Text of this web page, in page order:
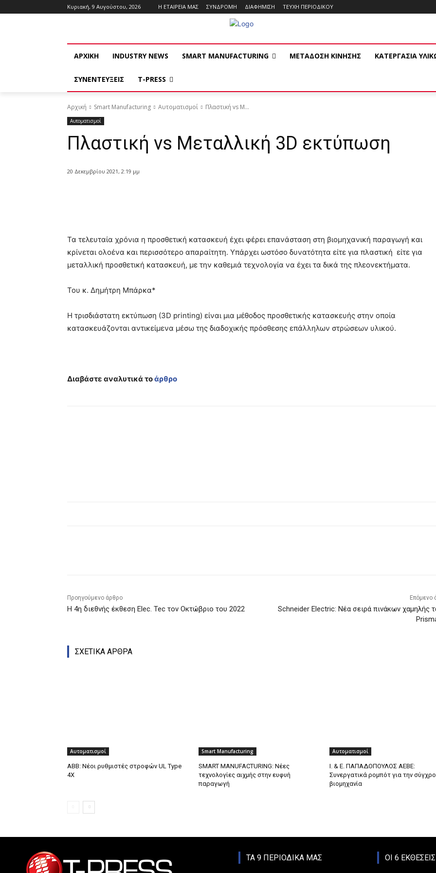
Κυριακή, 9 Αυγούστου, 2026 Η ΕΤΑΙΡΕΙΑ ΜΑΣ ΣΥΝΔΡΟΜΗ ΔΙΑΦΗΜΙΣΗ ΤΕΥΧΗ ΠΕΡΙΟΔΙΚΟΥ
ΑΡΧΙΚΗ INDUSTRY NEWS SMART MANUFACTURING ΜΕΤΑΔΟΣΗ ΚΙΝΗΣΗΣ ΚΑΤΕΡΓΑΣΙΑ
ΣΥΝΕΝΤΕΥΞΕΙΣ T-PRESS
Αρχική Smart Manufacturing Αυτοματισμοί Πλαστική vs Μ...
Αυτοματισμοί
Πλαστική vs Μεταλλική 3D εκτύπωση
20 Δεκεμβρίου 2021, 2:19 μμ
Τα τελευταία χρόνια η προσθετική κατασκευή έχει φέρει επανάσταση στη βιομηχανική παραγωγή και
κρίνεται ολοένα και περισσότερο απαραίτητη. Υπάρχει ωστόσο δυνατότητα είτε για πλαστική είτε για
μεταλλική προσθετική κατασκευή, με την καθεμιά τεχνολογία να έχει τα δικά της πλεονεκτήματα.
Του κ. Δημήτρη Μπάρκα*
Η τρισδιάστατη εκτύπωση (3D printing) είναι μια μέθοδος προσθετικής κατασκευής στην οποία
κατασκευάζονται αντικείμενα μέσω της διαδοχικής πρόσθεσης επάλληλων στρώσεων υλικού.
Διαβάστε αναλυτικά τοάρθρο
Προηγούμενο άρθρο
H 4η διεθνής έκθεση Elec. Tec τον Οκτώβριο του 2022
Επόμενο
Schneider Electric: Νέα σειρά πινάκων χαμηλής
ΣΧΕΤΙΚΑ ΑΡΘΡΑ
Αυτοματισμοί
ABB: Νέοι ρυθμιστές στροφών UL Type
4X
Smart Manufacturing
SMART MANUFACTURING: Νέες
τεχνολογίες αιχμής στην ευφυή
παραγωγή
Αυτοματισμοί
Ι. & Ε. ΠΑΠΑΔΟΠΟΥΛΟΣ ΑΕΒΕ:
Συνεργατικά ρομπότ για την
βιομηχανία
ΤΑ 9 ΠΕΡΙΟΔΙΚΑ ΜΑΣ ΟΙ 6